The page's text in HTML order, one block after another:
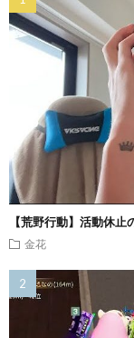
【荒野行動】活動休
金花